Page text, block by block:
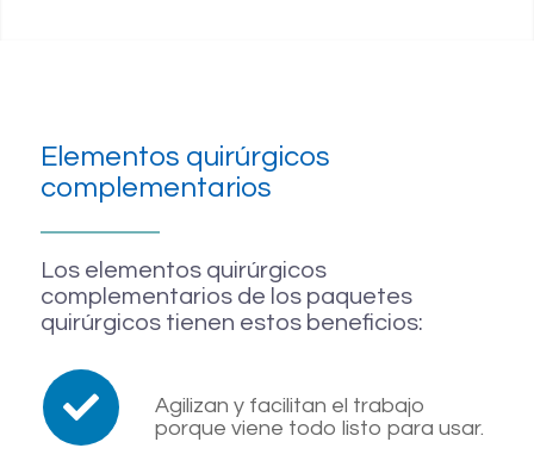
Elementos quirúrgicos
complementarios
Los elementos quirúrgicos
complementarios de los paquetes
quirúrgicos tienen estos beneficios:
Agilizan y facilitan el trabajo
porque viene todo listo para usar.